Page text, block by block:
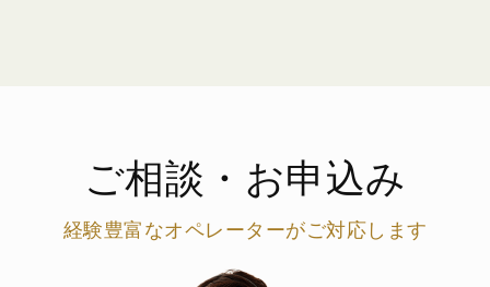
ご相談・お申込み
経験豊富なオペレーターがご対応します